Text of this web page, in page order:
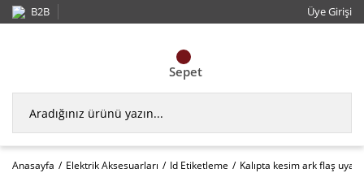
B2B Üye Girişi
Sepet
Anasayfa Elektrik Aksesuarları Id Etiketleme Kalıpta kesim ark flaş